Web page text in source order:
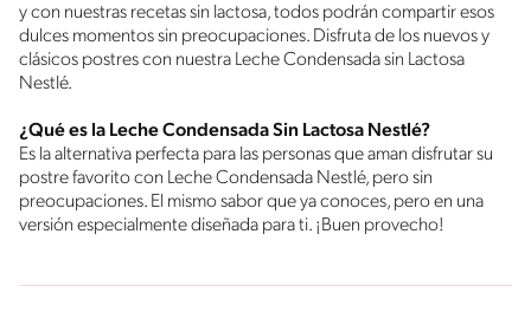
y con nuestras recetas sin lactosa, todos podrán compartir esos
dulces momentos sin preocupaciones. Disfruta de los nuevos y
clásicos postres con nuestra Leche Condensada sin Lactosa
Nestlé.
¿Qué es la Leche Condensada Sin Lactosa Nestlé?
Es la alternativa perfecta para las personas que aman disfrutar su
postre favorito con Leche Condensada Nestlé, pero sin
preocupaciones. El mismo sabor que ya conoces, pero en una
versión especialmente diseñada para ti. ¡Buen provecho!